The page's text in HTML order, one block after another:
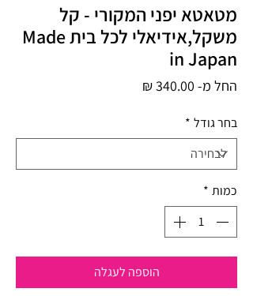
מטאטא יפני המקורי - קל
משקל,אידיאלי לכל בית Made
in Japan
החל מ- 340.00 ₪
בחר גודל *
כמות *
הוספה לעגלה